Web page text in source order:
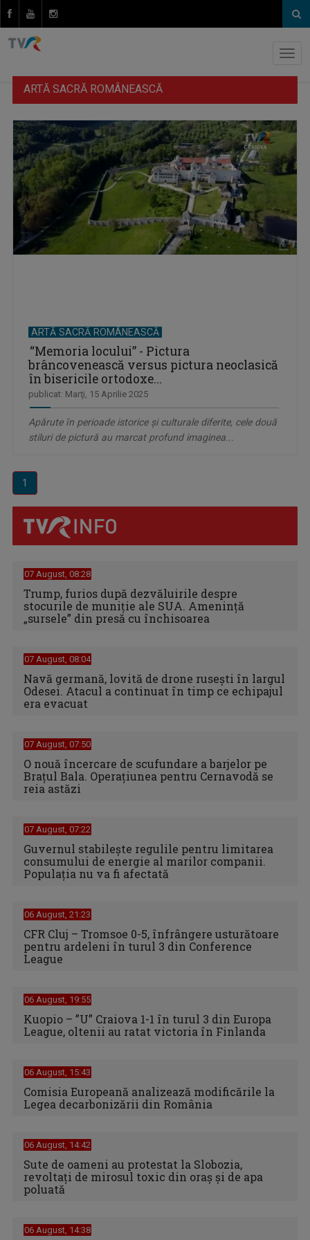
ARTĂ SACRĂ ROMÂNEASCĂ
ARTĂ SACRĂ ROMÂNEASCĂ
“Memoria locului” - Pictura
brâncovenească versus pictura neoclasică
în bisericile ortodoxe...
publicat: Marţi, 15 Aprilie 2025
Apărute în perioade istorice și culturale diferite, cele două
stiluri de pictură au marcat profund imaginea...
1
07 August, 08:28
Trump, furios după dezvăluirile despre
stocurile de muniție ale SUA. Amenință
„sursele” din presă cu închisoarea
07 August, 08:04
Navă germană, lovită de drone rusești în largul
Odesei. Atacul a continuat în timp ce echipajul
era evacuat
07 August, 07:50
O nouă încercare de scufundare a barjelor pe
Brațul Bala. Operațiunea pentru Cernavodă se
reia astăzi
07 August, 07:22
Guvernul stabilește regulile pentru limitarea
consumului de energie al marilor companii.
Populația nu va fi afectată
06 August, 21:23
CFR Cluj – Tromsoe 0-5, înfrângere usturătoare
pentru ardeleni în turul 3 din Conference
League
06 August, 19:55
Kuopio – ”U” Craiova 1-1 în turul 3 din Europa
League, oltenii au ratat victoria în Finlanda
06 August, 15:43
Comisia Europeană analizează modificările la
Legea decarbonizării din România
06 August, 14:42
Sute de oameni au protestat la Slobozia,
revoltați de mirosul toxic din oraș și de apa
poluată
06 August, 14:38